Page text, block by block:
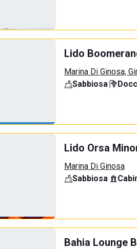
Lido
Marina Di Ginosa,
Sabbiosa·
Lido Orsa
Marina Di Ginosa
Sabbiosa·
Bahia Lounge